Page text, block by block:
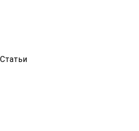
Статьи